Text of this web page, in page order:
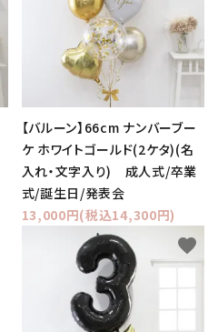
【バルーン】66cm ナンバーブー
ケ ホワイトゴールド(2ケタ)(名
入れ・文字入り) 成人式/卒業
式/誕生日/発表会
13,000円(税込14,300円)
favorite